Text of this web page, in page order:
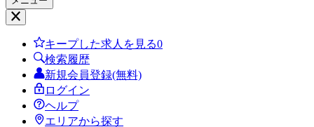
キープした求人を見る0
検索履歴
新規会員登録(無料)
ログイン
ヘルプ
エリアから探す